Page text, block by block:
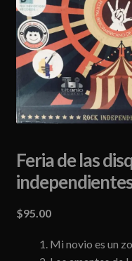
Feria de las
$95.00
Mi novio es un